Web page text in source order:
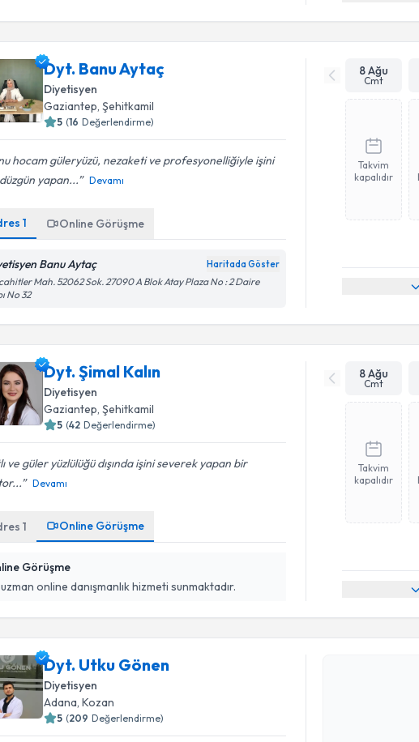
Dyt. Banu Aytaç
Diyetisyen
Gaziantep, Şehitkamil
5 (16 Değerlendirme)
hocam güleryüzü, nezaketi ve profesyonelliğiyle işini
yapan...
Devamı
1 Online Görüşme
Banu Aytaç Haritada Göster
Mah. 52062 Sok. 27090 A Blok Atay Plaza No : 2 Daire
No 32
8 Ağu
Cmt
Takvim
kapalıdır
Dyt. Şimal Kalın
Diyetisyen
Gaziantep, Şehitkamil
5 (42 Değerlendirme)
ve güler yüzlülüğü dışında işini severek yapan bir
Devamı
1 Online Görüşme
Görüşme
online danışmanlık hizmeti sunmaktadır.
8 Ağu
Cmt
Takvim
kapalıdır
Dyt. Utku Gönen
Diyetisyen
Adana, Kozan
5 (209 Değerlendirme)